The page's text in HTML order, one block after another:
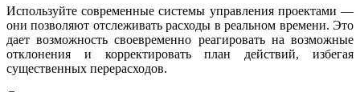
Используйте современные системы управления проектами —
они позволяют отслеживать расходы в реальном времени. Это
дает возможность своевременно реагировать на возможные
отклонения и корректировать план действий, избегая
существенных перерасходов.